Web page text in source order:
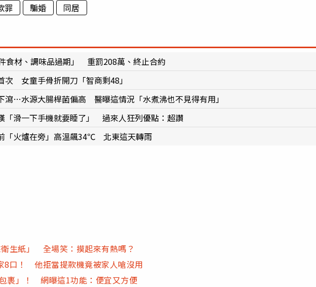
罪 騙婚 同居
食材、調味品過期」 重罰208萬、終止合約
次 女童手骨折開刀「智商剩48」
瀉…水源大腸桿菌偏高 醫曝這情況「水煮沸也不見得有用」
「滑一下手機就要睡了」 過來人狂列優點：超讚
「火爐在旁」高溫飆34℃ 北東這天轉雨
生紙」 全場笑：摸起來有熱嗎？
8口！ 他拒當提款機竟被家人嗆沒用
裹」！ 網曝這1功能：便宜又方便